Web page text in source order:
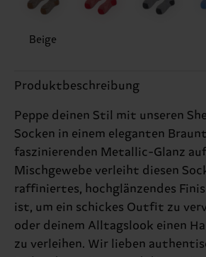
Beige
Produktbeschreibung
Peppe deinen Stil mit unseren
Socken in einem eleganten
faszinierenden Metallic-Glanz
Mischgewebe verleiht diesen
raffiniertes, hochglänzendes
ist, um ein schickes Outfit zu
oder deinem Alltagslook einen
zu verleihen. Wir lieben